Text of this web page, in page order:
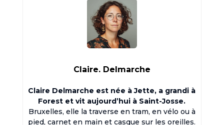
Claire. Delmarche
Claire Delmarche est née à Jette, a grandi à
Forest et vit aujourd’hui à Saint-Josse.
Bruxelles, elle la traverse en tram, en vélo ou à
pied, carnet en main et casque sur les oreilles.